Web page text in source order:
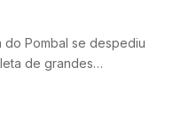
do Pombal se despediu
de grandes…